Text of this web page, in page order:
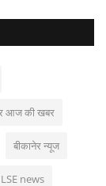
आज की खबर
बीकानेर न्यूज
news